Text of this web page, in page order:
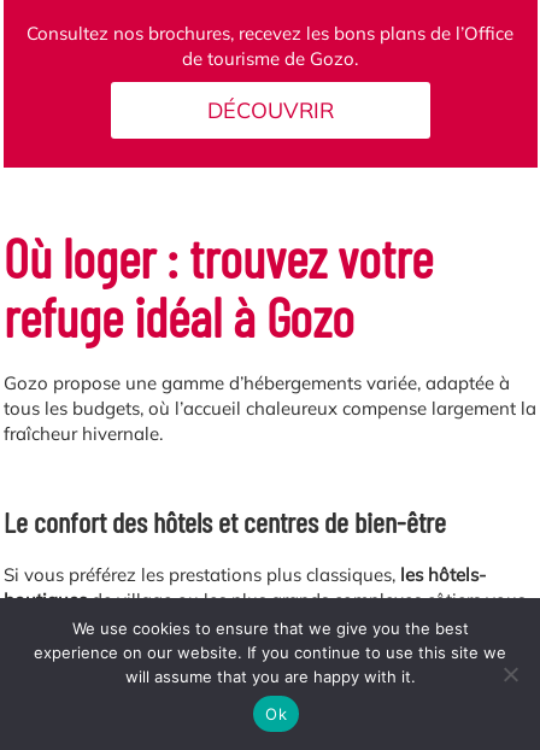
Consultez nos brochures, recevez les bons plans de l’Office
de tourisme de Gozo.
DÉCOUVRIR
Où loger : trouvez votre
refuge idéal à Gozo
Gozo propose une gamme d’hébergements variée, adaptée à
tous les budgets, où l’accueil chaleureux compense largement la
fraîcheur hivernale.
Le confort des hôtels et centres de bien-être
Si vous préférez les prestations plus classiques, les hôtels-
boutiquesde village ou les plus grands complexes côtiers vous
accueillent dans des chambres confortables et chauffées. L’atout
majeur en cette saison reste l’accès auxcentres de spaet aux
piscines couvertes. Que vous choisissiez un petit B&B familial
ou un hôtel avec sauna et soins locaux, ces havres de douceur
transforment chaque fin de journée en une parenthèse
We use cookies to ensure that we give you the best
experience on our website. If you continue to use this site we
will assume that you are happy with it.
Ok